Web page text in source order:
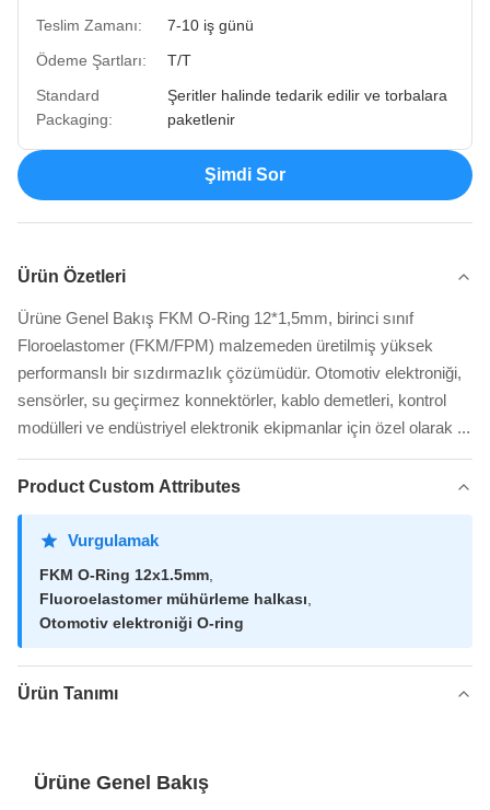
Teslim Zamanı:
7-10 iş günü
Ödeme Şartları:
T/T
Standard
Packaging:
Şeritler halinde tedarik edilir ve torbalara
paketlenir
Şimdi Sor
Ürün Özetleri
Ürüne Genel Bakış FKM O-Ring 12*1,5mm, birinci sınıf
Floroelastomer (FKM/FPM) malzemeden üretilmiş yüksek
performanslı bir sızdırmazlık çözümüdür. Otomotiv elektroniği,
sensörler, su geçirmez konnektörler, kablo demetleri, kontrol
modülleri ve endüstriyel elektronik ekipmanlar için özel olarak ...
Product Custom Attributes
Vurgulamak
FKM O-Ring 12x1.5mm
Fluoroelastomer mühürleme halkası
Otomotiv elektroniği O-ring
Ürün Tanımı
Ürüne Genel Bakış